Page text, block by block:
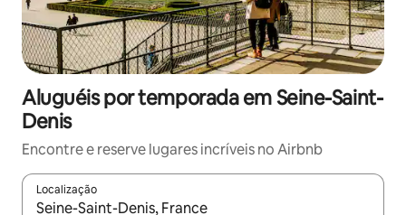
Aluguéis por temporada em Seine-Saint-
Denis
Encontre e reserve lugares incríveis no Airbnb
Localização
Quando os resultados estiverem disponíveis, explore-os